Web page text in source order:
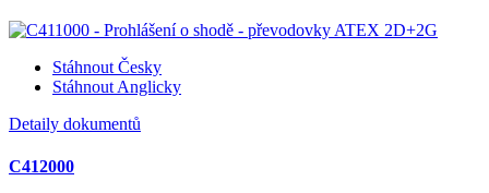
Stáhnout Česky
Stáhnout Anglicky
Detaily dokumentů
C412000